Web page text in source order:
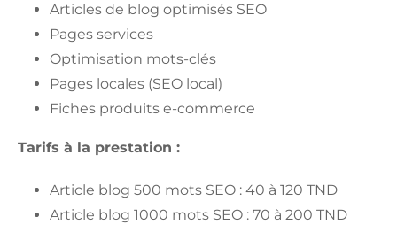
Articles de blog optimisés SEO
Pages services
Optimisation mots-clés
Pages locales (SEO local)
Fiches produits e-commerce
Tarifs à la prestation :
Article blog 500 mots SEO : 40 à 120 TND
Article blog 1000 mots SEO : 70 à 200 TND